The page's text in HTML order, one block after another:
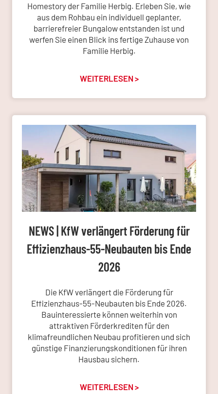
Homestory der Familie Herbig. Erleben Sie, wie
aus dem Rohbau ein individuell geplanter,
barrierefreier Bungalow entstanden ist und
werfen Sie einen Blick ins fertige Zuhause von
Familie Herbig.
WEITERLESEN >
NEWS | KfW verlängert Förderung für
Effizienzhaus-55-Neubauten bis Ende
2026
Die KfW verlängert die Förderung für
Effizienzhaus-55-Neubauten bis Ende 2026.
Bauinteressierte können weiterhin von
attraktiven Förderkrediten für den
klimafreundlichen Neubau profitieren und sich
günstige Finanzierungskonditionen für ihren
Hausbau sichern.
WEITERLESEN >